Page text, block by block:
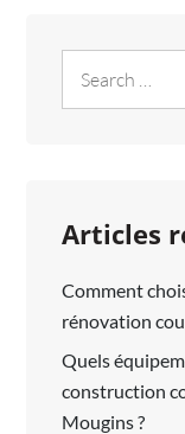
for:
Articles
Comment
rénovation
Quels
construction
Mougins ?